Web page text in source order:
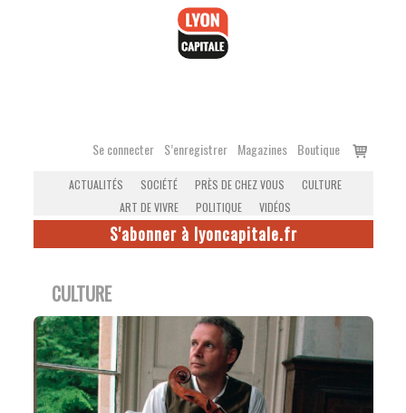
Se connecter S’enregistrer Magazines Boutique
Voir
ACTUALITÉS SOCIÉTÉ PRÈS DE CHEZ VOUS
CULTURE
ART DE VIVRE
POLITIQUE VIDÉOS
S'abonner à lyoncapitale.fr
CULTURE